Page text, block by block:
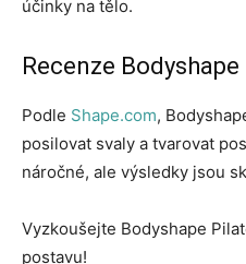
účinky na tělo.
Recenze
Podle Shape.com,
posilovat svaly a tvarovat
náročné, ale výsledky jsou
Vyzkoušejte Bodyshape
postavu!